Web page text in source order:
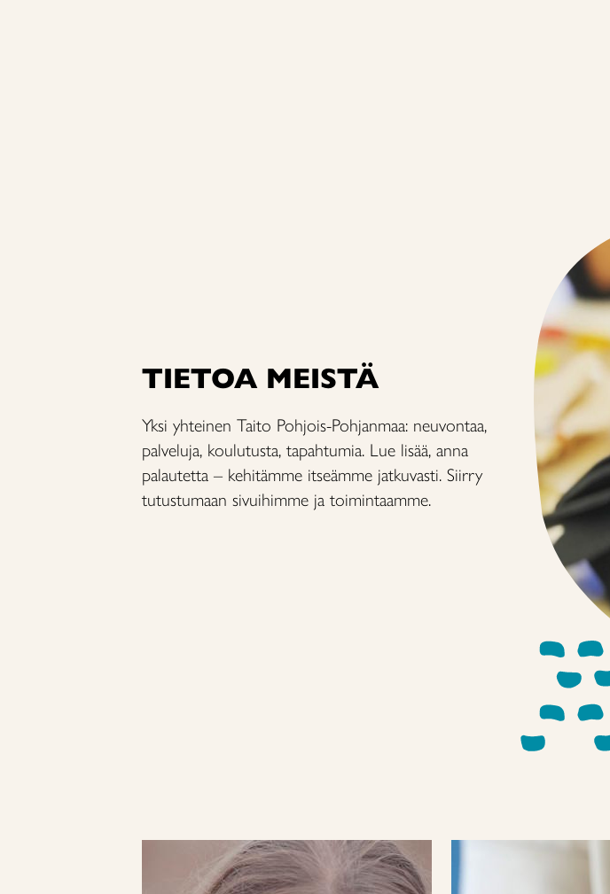
TIETOA MEISTÄ
Yksi yhteinen Taito Pohjois-Pohjanmaa: neuvontaa,
palveluja, koulutusta, tapahtumia. Lue lisää, anna
palautetta – kehitämme itseämme jatkuvasti. Siirry
tutustumaan sivuihimme ja toimintaamme.